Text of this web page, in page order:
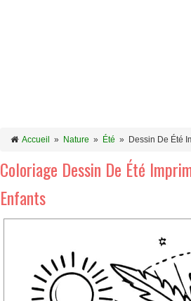
Accueil » Nature » Été » Dessin De Été
Coloriage Dessin De Été
Enfants